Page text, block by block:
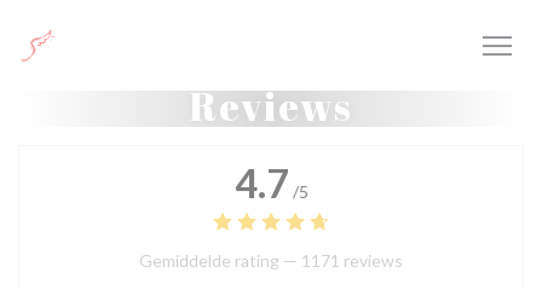
Reviews
4.7 /5
Gemiddelde rating — 1171 reviews